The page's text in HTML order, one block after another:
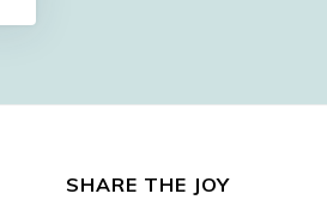
SHARE THE JOY